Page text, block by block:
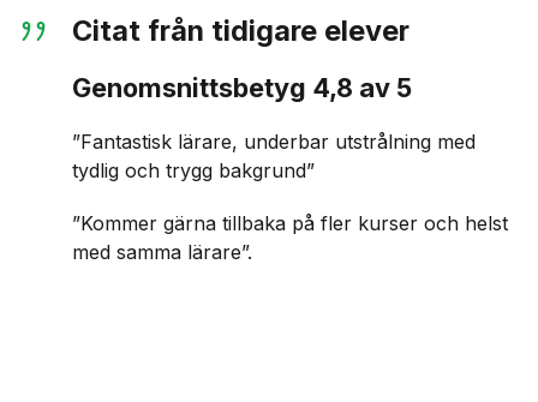
Citat från tidigare elever
Genomsnittsbetyg 4,8 av 5
”Fantastisk lärare, underbar utstrålning med
tydlig och trygg bakgrund”
”Kommer gärna tillbaka på fler kurser och helst
med samma lärare”.